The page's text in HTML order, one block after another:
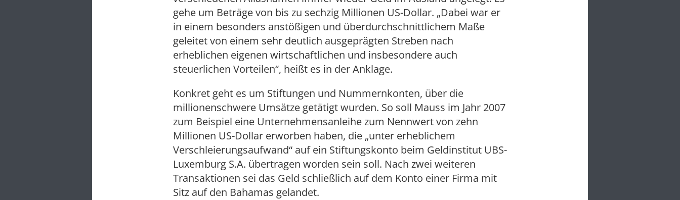
gehe um Beträge von bis zu sechzig Millionen US-Dollar. „Dabei war er
in einem besonders anstößigen und überdurchschnittlichem Maße
geleitet von einem sehr deutlich ausgeprägten Streben nach
erheblichen eigenen wirtschaftlichen und insbesondere auch
steuerlichen Vorteilen“, heißt es in der Anklage.
Konkret geht es um Stiftungen und Nummernkonten, über die
millionenschwere Umsätze getätigt wurden. So soll Mauss im Jahr 2007
zum Beispiel eine Unternehmensanleihe zum Nennwert von zehn
Millionen US-Dollar erworben haben, die „unter erheblichem
Verschleierungsaufwand“ auf ein Stiftungskonto beim Geldinstitut UBS-
Luxemburg S.A. übertragen worden sein soll. Nach zwei weiteren
Transaktionen sei das Geld schließlich auf dem Konto einer Firma mit
Sitz auf den Bahamas gelandet.